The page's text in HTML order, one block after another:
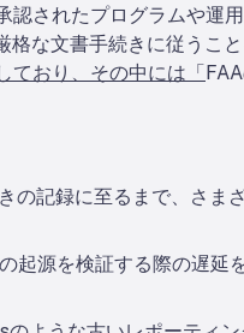
認されたプログラムや運
な文書手続きに従うこ
ており、その中には「
の記録に至るまで、さ
起源を検証する際の遅